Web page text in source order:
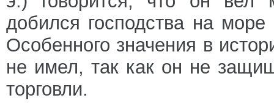
добился господства на
Особенного значения в
не имел, так как он не
торговли.